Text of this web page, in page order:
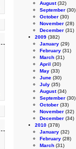
August(32)
September (30)
October (30)
November (28)
December (31)
2009 (382)
January (29)
February (31)
March (31)
April (30)
May (33)
June (30)
July (35)
August(34)
September (30)
October (33)
November (32)
December (34)
2010 (378)
January (32)
February (28)
March (31)